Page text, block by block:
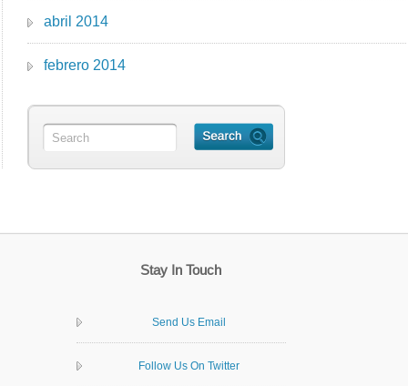
abril 2014
febrero 2014
Stay In Touch
Send Us Email
Follow Us On Twitter